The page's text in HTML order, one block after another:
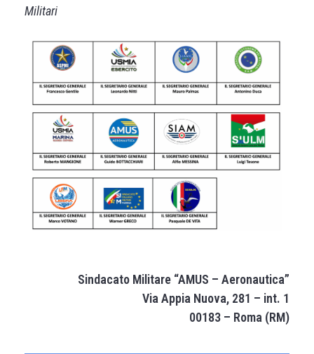
Militari
Sindacato Militare “AMUS – Aeronautica”
Via Appia Nuova, 281 – int. 1
00183 – Roma (RM)